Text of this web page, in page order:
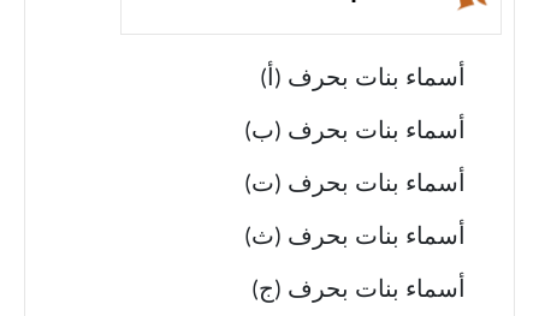
أسماء بنات بحرف (أ)
أسماء بنات بحرف (ب)
أسماء بنات بحرف (ت)
أسماء بنات بحرف (ث)
أسماء بنات بحرف (ج)